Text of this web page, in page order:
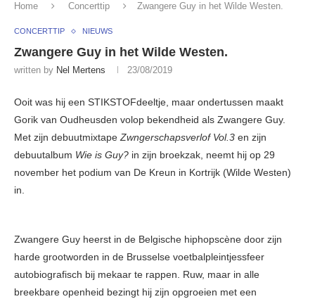
Home Concerttip Zwangere Guy in het Wilde Westen.
CONCERTTIP NIEUWS
Zwangere Guy in het Wilde Westen.
written by Nel Mertens 23/08/2019
Ooit was hij een STIKSTOFdeeltje, maar ondertussen maakt
Gorik van Oudheusden volop bekendheid als Zwangere Guy.
Met zijn debuutmixtapeZwngerschapsverlof Vol.3 en zijn
debuutalbum Wie is Guy? in zijn broekzak, neemt hij op 29
november het podium van De Kreun in Kortrijk (Wilde Westen)
in.
Zwangere Guy heerst in de Belgische hiphopscène door zijn
harde grootworden in de Brusselse voetbalpleintjessfeer
autobiografisch bij mekaar te rappen. Ruw, maar in alle
breekbare openheid bezingt hij zijn opgroeien met een